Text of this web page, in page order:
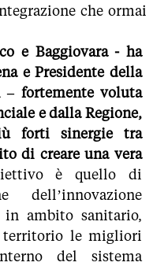
che ormai
e Baggiovara - ha
e Presidente della
– fortemente voluta
e dalla Regione,
forti sinergie tra
di creare una vera
è quello di
dell’innovazione
in ambito sanitario,
le migliori
del sistema